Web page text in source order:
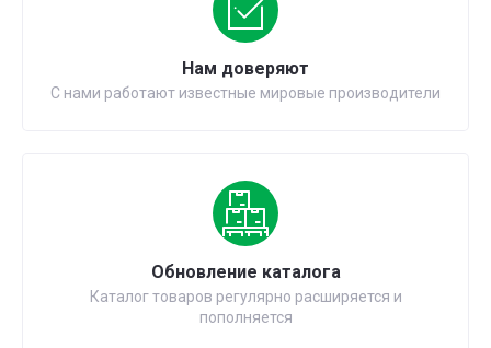
Нам доверяют
С нами работают известные мировые производители
Обновление каталога
Каталог товаров регулярно расширяется и
пополняется